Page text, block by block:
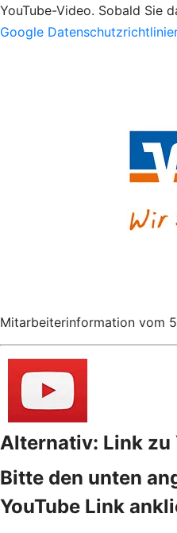
YouTube-Video. Sobald Sie
Google
Mitarbeiterinformation vom
Alternativ: Link zu
Bitte den unten
YouTube Link